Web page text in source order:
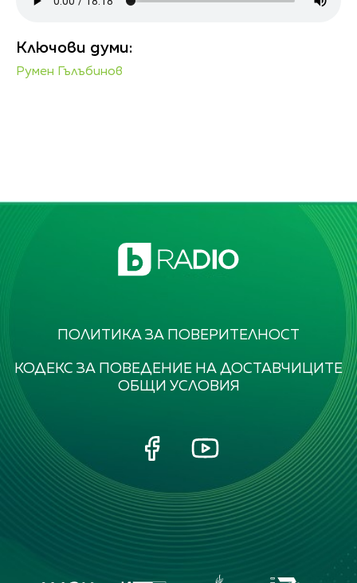
Ключови думи:
Румен Гълъбинов
ПОЛИТИКА ЗА ПОВЕРИТЕЛНОСТ
КОДЕКС ЗА ПОВЕДЕНИЕ НА ДОСТАВЧИЦИТЕ
ОБЩИ УСЛОВИЯ